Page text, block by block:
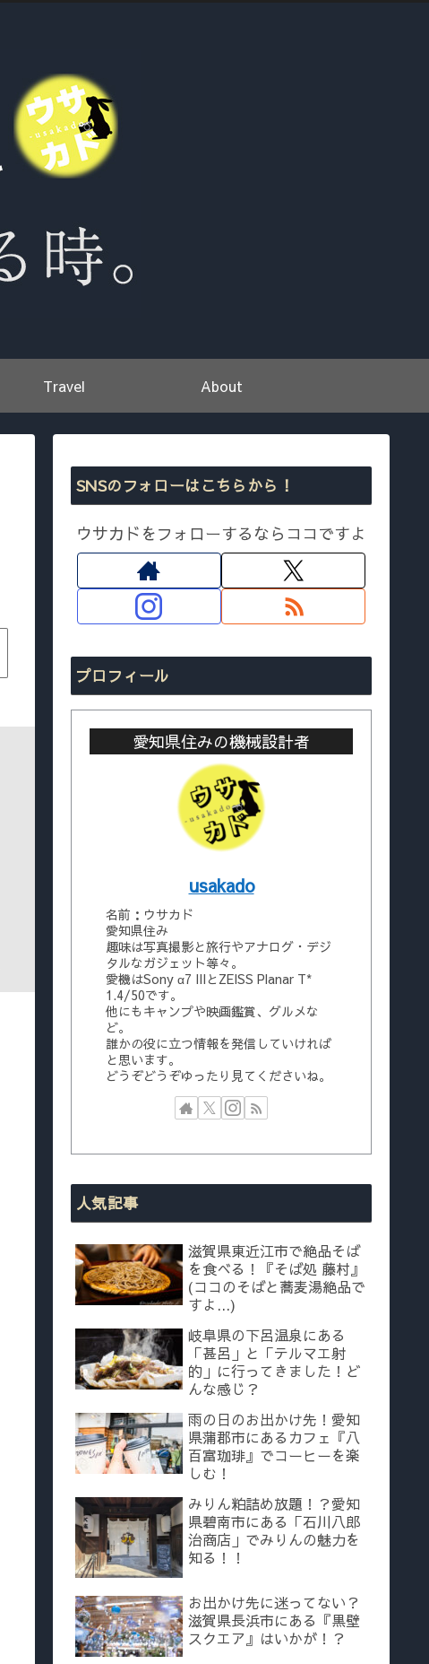
Travel About
SNSのフォローはこちらから！
ウサカドをフォローするならココですよ
プロフィール
愛知県住みの機械設計者
usakado
名前：ウサカド
愛知県住み
趣味は写真撮影と旅行やアナログ・デジ
タルなガジェット等々。
愛機はSony α7 IIIとZEISS Planar T*
1.4/50です。
他にもキャンプや映画鑑賞、グルメな
ど。
誰かの役に立つ情報を発信していければ
と思います。
どうぞどうぞゆったり見てくださいね。
人気記事
滋賀県東近江市で絶品そば
を食べる！『そば処 藤村』
(ココのそばと蕎麦湯絶品で
すよ...)
岐阜県の下呂温泉にある
「甚呂」と「テルマエ射
的」に行ってきました！ど
んな感じ？
雨の日のお出かけ先！愛知
県蒲郡市にあるカフェ『八
百富珈琲』でコーヒーを楽
しむ！
みりん粕詰め放題！？愛知
県碧南市にある「石川八郎
治商店」でみりんの魅力を
知る！！
お出かけ先に迷ってない？
滋賀県長浜市にある『黒壁
スクエア』はいかが！？